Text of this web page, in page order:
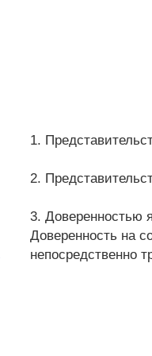
1.
2.
3. Доверенностью
Доверенность на
непосредственно